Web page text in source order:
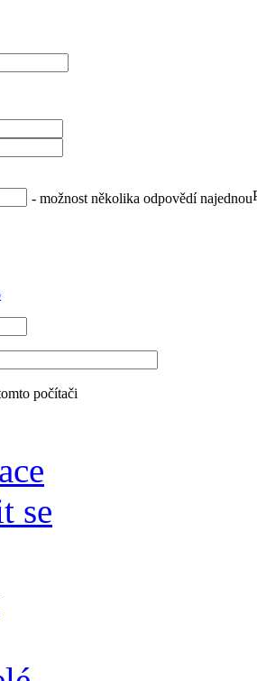
- možnost několika odpovědí najednou
počítači
se